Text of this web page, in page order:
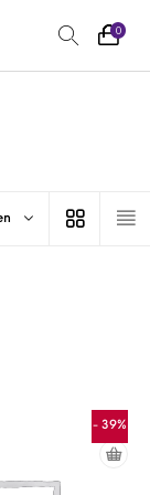
0
- 39%